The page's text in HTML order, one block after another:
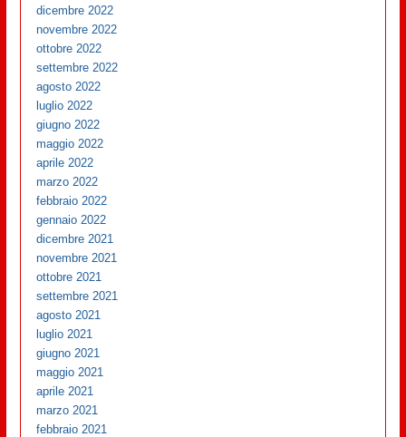
dicembre 2022
novembre 2022
ottobre 2022
settembre 2022
agosto 2022
luglio 2022
giugno 2022
maggio 2022
aprile 2022
marzo 2022
febbraio 2022
gennaio 2022
dicembre 2021
novembre 2021
ottobre 2021
settembre 2021
agosto 2021
luglio 2021
giugno 2021
maggio 2021
aprile 2021
marzo 2021
febbraio 2021